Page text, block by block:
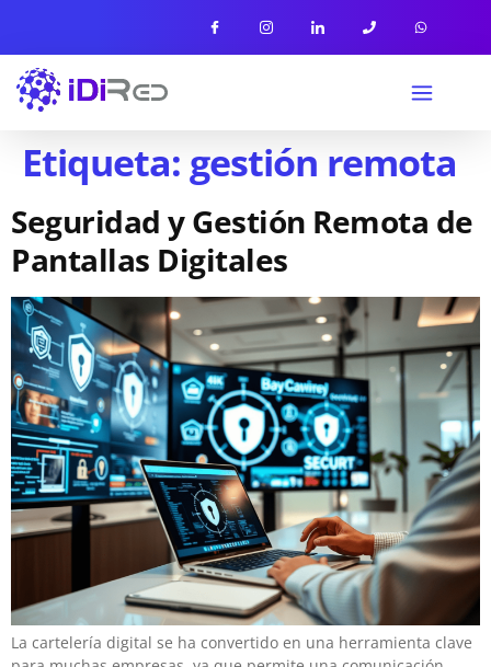
Etiqueta: gestión remota
Seguridad y Gestión Remota de
Pantallas Digitales
La cartelería digital se ha convertido en una herramienta clave